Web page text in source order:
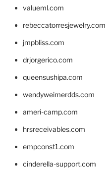
valueml.com
rebeccatorresjewelry.com
jmpbliss.com
drjorgerico.com
queensushipa.com
wendyweimerdds.com
ameri-camp.com
hrsreceivables.com
empconst1.com
cinderella-support.com